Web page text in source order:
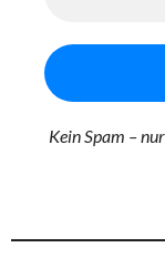
Kein Spam –